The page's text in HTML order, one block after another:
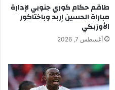
طاقم حكام كوري جنوبي لإدارة
مباراة الحسين إربد وباختاكور
الأوزبكي
أغسطس 7, 2026